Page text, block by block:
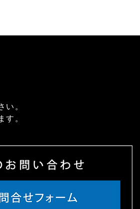
い。
す。